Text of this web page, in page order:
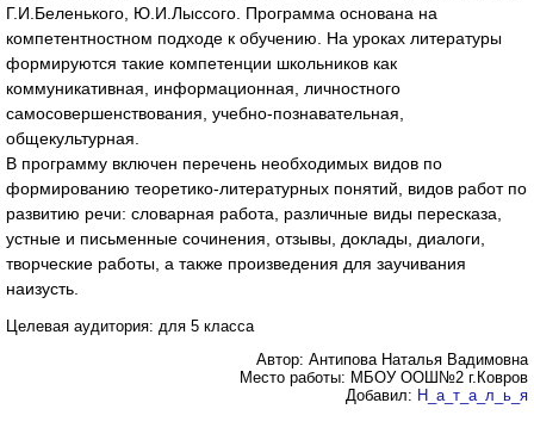
Г.И.Беленького, Ю.И.Лыссого. Программа основана на
компетентностном подходе к обучению. На уроках литературы
формируются такие компетенции школьников как
коммуникативная, информационная, личностного
самосовершенствования, учебно-познавательная,
общекультурная.
В программу включен перечень необходимых видов по
формированию теоретико-литературных понятий, видов работ по
развитию речи: словарная работа, различные виды пересказа,
устные и письменные сочинения, отзывы, доклады, диалоги,
творческие работы, а также произведения для заучивания
наизусть.
Целевая аудитория: для 5 класса
Автор: Антипова Наталья Вадимовна
Место работы: МБОУ ООШ№2 г.Ковров
Добавил: Н_а_т_а_л_ь_я